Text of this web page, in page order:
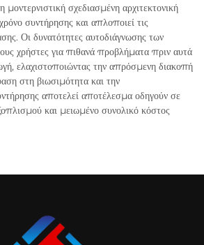
σχεδιασμένη αρχιτεκτονική
συντήρησης και απλοποιεί τις
Οι δυνατότητες αυτοδιάγνωσης των
χρήστες για πιθανά προβλήματα πριν αυτά
ελαχιστοποιώντας την απρόσμενη διακοπή
στη βιωσιμότητα και την
αποτελεί αποτέλεσμα οδηγούν σε
και μειωμένο συνολικό κόστος